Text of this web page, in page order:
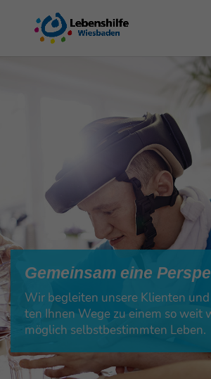
Gemein­sam eine
Wir beglei­ten unse­re Kli­en­ten
ten Ihnen Wege zu einem so weit
mög­lich selbst­be­stimm­ten Leben.